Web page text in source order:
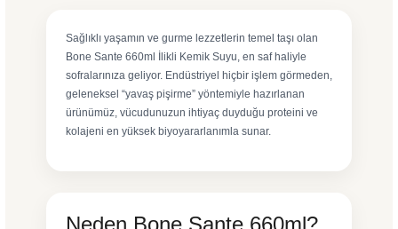
Sağlıklı yaşamın ve gurme lezzetlerin temel taşı olan
Bone Sante 660ml İlikli Kemik Suyu, en saf haliyle
sofralarınıza geliyor. Endüstriyel hiçbir işlem görmeden,
geleneksel “yavaş pişirme” yöntemiyle hazırlanan
ürünümüz, vücudunuzun ihtiyaç duyduğu proteini ve
kolajeni en yüksek biyoyararlanımla sunar.
Neden Bone Sante 660ml?